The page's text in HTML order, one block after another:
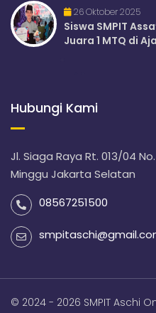
26 Oktober 2025
Siswa SMPIT
Juara 1 MTQ di
Hubungi Kami
Jl. Siaga Raya Rt. 013/04
Minggu Jakarta Selatan
08567251500
© 2024 - 2026 SMPIT Aschi